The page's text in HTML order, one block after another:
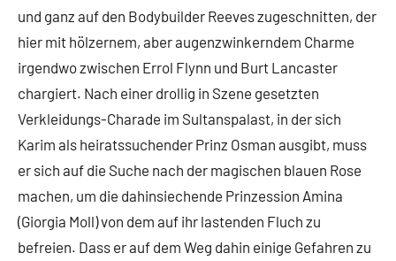
und ganz auf den Bodybuilder Reeves zugeschnitten, der
hier mit hölzernem, aber augenzwinkerndem Charme
irgendwo zwischen Errol Flynn und Burt Lancaster
chargiert. Nach einer drollig in Szene gesetzten
Verkleidungs-Charade im Sultanspalast, in der sich
Karim als heiratssuchender Prinz Osman ausgibt, muss
er sich auf die Suche nach der magischen blauen Rose
machen, um die dahinsiechende Prinzession Amina
(Giorgia Moll) von dem auf ihr lastenden Fluch zu
befreien. Dass er auf dem Weg dahin einige Gefahren zu